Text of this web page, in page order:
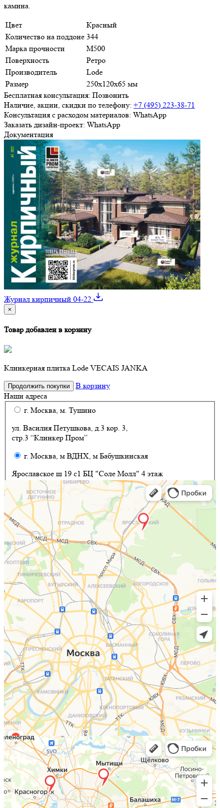
камина.
Цвет
Красный
Количество на поддоне 344
Марка прочности
M500
Поверхность
Ретро
Производитель
Lode
Размер
250x120x65 мм
Бесплатная консультация: Позвонить
Наличие, акции, скидки по телефону: +7 (495) 223-38-71
Консультация с расходом материалов: WhatsApp
Заказать дизайн-проект: WhatsApp
Документация
Журнал кирпичный 04-22
×
Товар добавлен в корзину
Клинкерная плитка Lode VECAIS JANKA
Продолжить покупки
В корзину
Наши адреса
г. Москва, м. Тушино
ул. Василия Петушкова, д.3 кор. 3,
стр.3 “Клинкер Пром”
г. Москва, м ВДНХ, м Бабушкинская
Ярославское ш 19 с1 БЦ "Соле Молл" 4 этаж